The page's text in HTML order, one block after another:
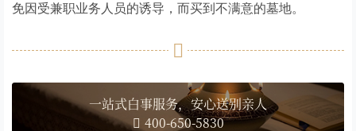
免因受兼职业务人员的诱导，而买到不满意的墓地。
一站式白事服务，安心送别亲人
400-650-5830